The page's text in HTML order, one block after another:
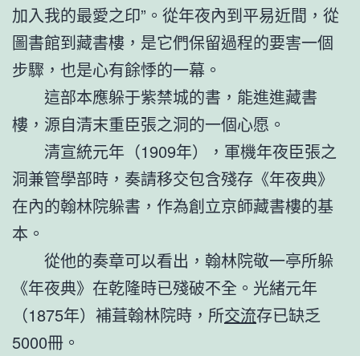
加入我的最愛之印”。從年夜內到平易近間，從
圖書館到藏書樓，是它們保留過程的要害一個
步驟，也是心有餘悸的一幕。
這部本應躲于紫禁城的書，能進進藏書
樓，源自清末重臣張之洞的一個心愿。
清宣統元年（1909年），軍機年夜臣張之
洞兼管學部時，奏請移交包含殘存《年夜典》
在內的翰林院躲書，作為創立京師藏書樓的基
本。
從他的奏章可以看出，翰林院敬一亭所躲
《年夜典》在乾隆時已殘破不全。光緒元年
（1875年）補葺翰林院時，所交流存已缺乏
5000冊。